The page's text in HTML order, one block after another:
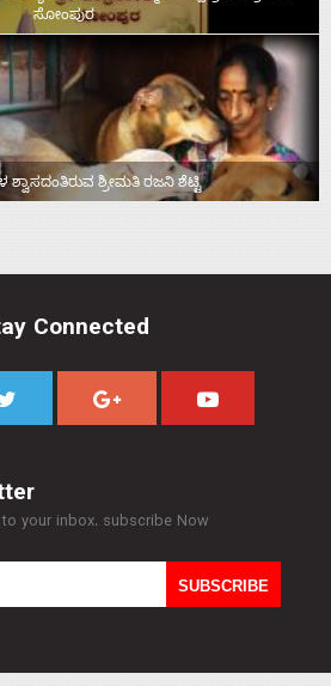
ಸೋಂಪುರ
ಶ್ವಾಸದಂತಿರುವ ಶ್ರೀಮತಿ ರಜನಿ ಶೆಟ್ಟಿ
Connected
your inbox. subscribe Now